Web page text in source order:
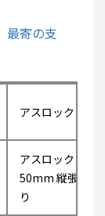
最寄の支
アスロック
アスロック
50mm 縦張
り